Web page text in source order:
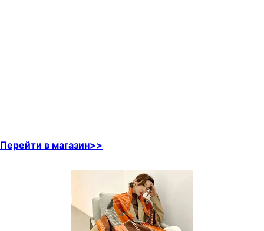
Перейти в магазин>>